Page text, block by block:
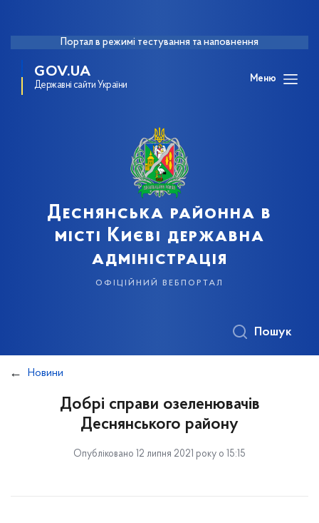
Портал в режимі тестування та наповнення
GOV.UA
Державні сайти України
Меню
Деснянська районна в
місті Києві державна
адміністрація
офіційний вебпортал
Пошук
Новини
Добрі справи озеленювачів
Деснянського району
Опубліковано 12 липня 2021 року о 15:15